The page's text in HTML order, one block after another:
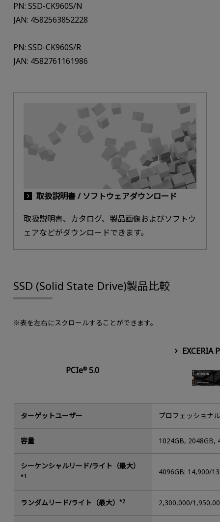
PN: SSD-CK960S/N
JAN: 4582563852228
PN: SSD-CK960S/R
JAN: 4582761161986
取扱説明書 / ソフトウェアダウンロード
取扱説明書、カタログ、製品画像およびソフトウ
ェアなどがダウンロードできます。
SSD (Solid State Drive)製品比較
※表を左右にスクロールすることができます。
PCIe®5.0
EXCERIA
ターゲットユーザー プロフェッショナ
容量 1024GB, 2048GB,
シーケンシャルリード/ライト（最大）
*1 4096GB: 14,900/
ランダムリード/ライト（最大）*2 2,300,000/